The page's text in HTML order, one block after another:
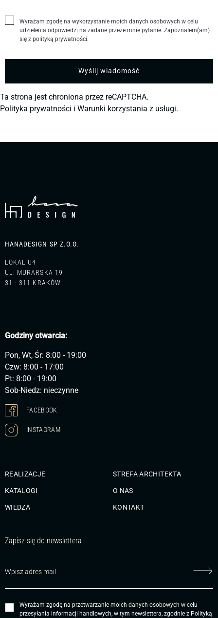
Wyrażam zgodę na wykorzystanie moich danych osobowych w celu
udzielenia odpowiedzi na zadane przeze mnie pytanie. Zapoznałem(am)
się z polityką prywatności.
Ta strona jest chroniona przez reCAPTCHA.
Polityka prywatności i Warunki korzystania z usługi.
HANADESIGN SP Z.O.O.
LOKAL U4
UL. MURARSKA 19
31 - 311 KRAKÓW
Godziny otwarcia:
Pon, Wt, Śr: 8:00 - 19:00
Czw: 8:00 - 17:00
Pt: 8:00 - 19:00
Sob-Niedz: nieczynne
FACEBOOK
INSTAGRAM
REALIZACJE
KATALOGI
WIEDZA
STREFA ARCHITEKTA
O NAS
KONTAKT
Zapisz się do newslettera
Wyrażam zgodę na przetwarzanie moich danych osobowych w celu
przesyłania informacji handlowych, w tym newslettera, zgodnie z Polityką